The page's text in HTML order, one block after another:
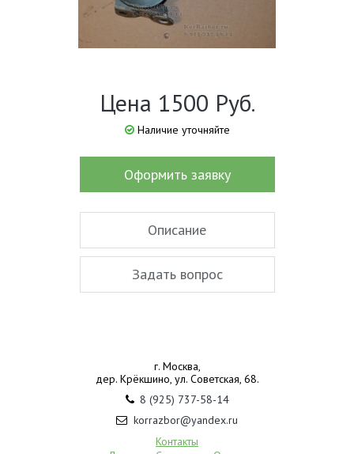
Цена 1500 Руб.
Наличие уточняйте
Оформить заявку
Описание
Задать вопрос
г. Москва,
дер. Крёкшино, ул. Советская, 68.
8 (925) 737-58-14
korrazbor@yandex.ru
Контакты